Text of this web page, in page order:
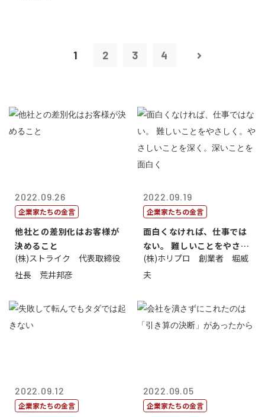
1 2 3 4
2022.09.26
企業家たちの金言
他社との差別化はお客様が
決めること
(株)ストライク 代表取締役
社長 荒井邦彦
2022.09.19
企業家たちの金言
面白くなければ、仕事では
ない。 難しいことをやさし
く。やさし...
(株)ホリプロ 創業者 堀威
夫
2022.09.12
企業家たちの金言
2022.09.05
企業家たちの金言